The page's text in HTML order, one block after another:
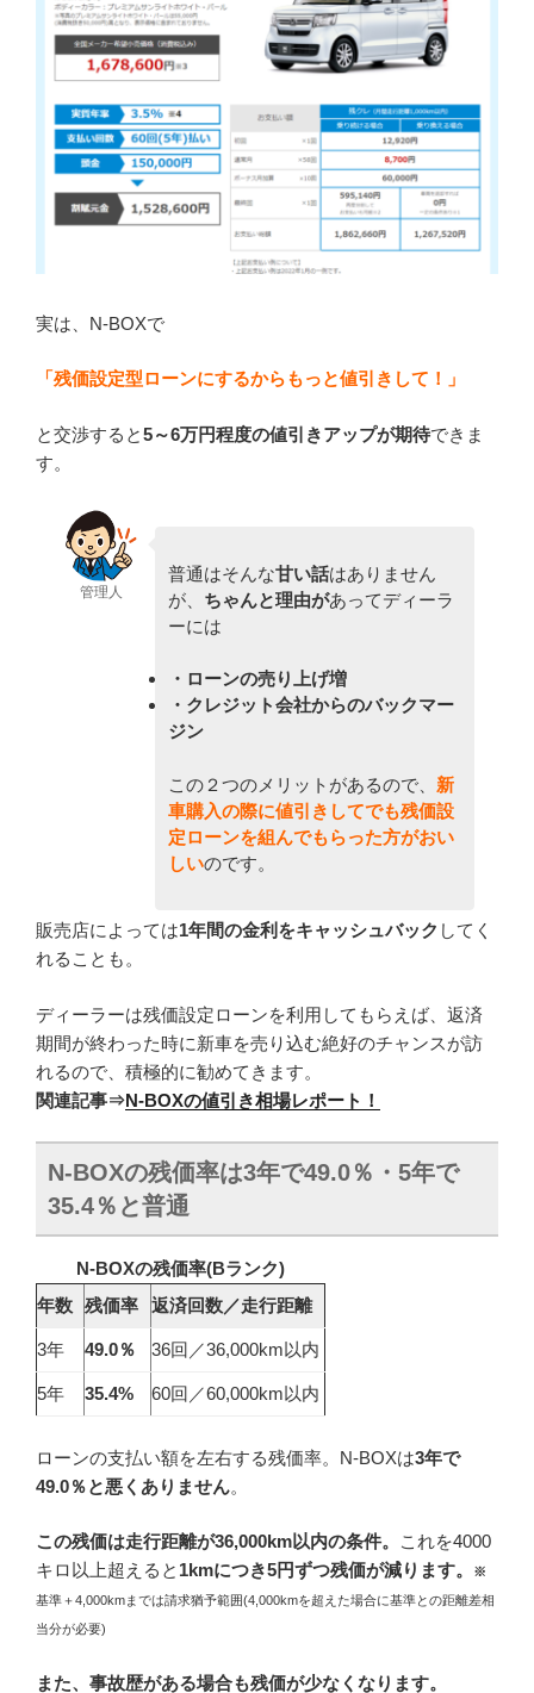
実は、N-BOXで
「残価設定型ローンにするからもっと値引きして！」
と交渉すると5～6万円程度の値引きアップが期待できま
す。
管理人
普通はそんな甘い話はありません
が、 ちゃんと理由があってディーラ
ーには
・ローンの売り上げ増
・クレジット会社からのバックマー
ジン
この２つのメリットがあるので、 新
車購入の際に値引きしてでも残価設
定ローンを組んでもらった方がおい
しいのです。
販売店によっては1年間の金利をキャッシュバック してく
れることも。
ディーラーは残価設定ローンを利用してもらえば、返済
期間が終わった時に新車を売り込む絶好のチャンスが訪
れるので、積極的に勧めてきます。
関連記事⇒N-BOXの値引き相場レポート！
N-BOXの残価率は3年で49.0％・5年で
35.4％と普通
N-BOXの残価率(Bランク)
年数 残価率 返済回数／走行距離
3年 49.0％ 36回／36,000km以内
5年 35.4% 60回／60,000km以内
ローンの支払い額を左右する残価率。N-BOXは3年で
49.0％と悪くありません。
この残価は走行距離が36,000km以内の条件。
これを4000
キロ以上超えると 1kmにつき5円ずつ残価が減ります。
※
基準＋4,000kmまでは請求猶予範囲(4,000kmを超えた場合に基準との距離差相
当分が必要)
また、事故歴がある場合も残価が少なくなります。